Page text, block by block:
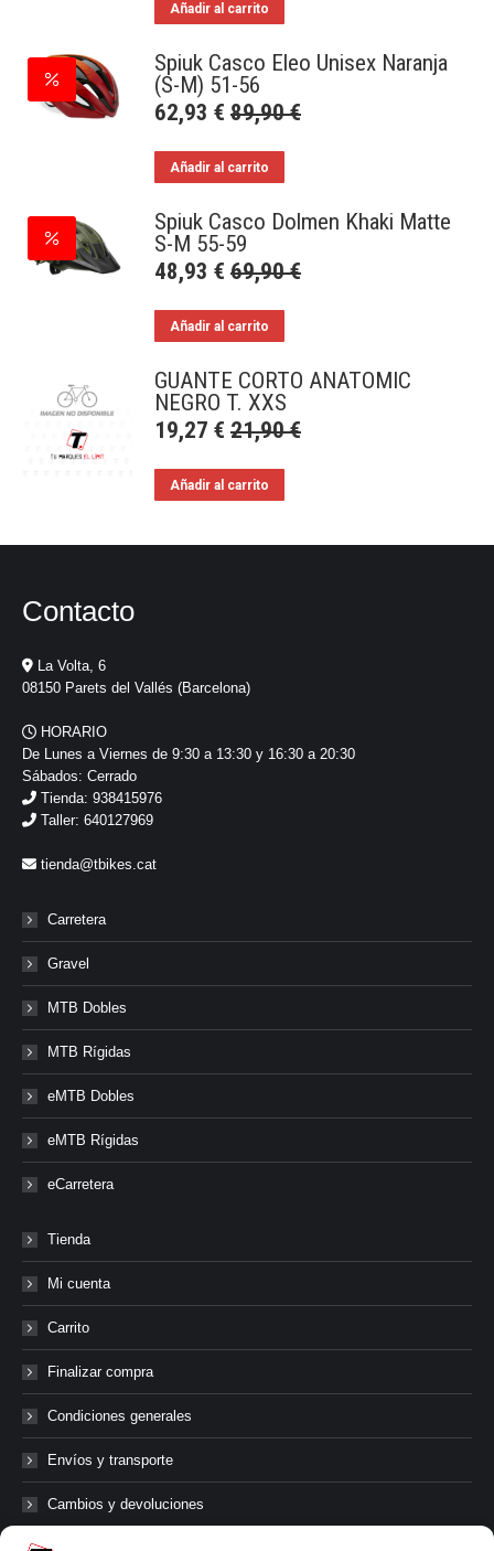
Añadir al carrito
Spiuk Casco Eleo Unisex Naranja
(S-M) 51-56
62,93 € 89,90€
Añadir al carrito
Spiuk Casco Dolmen Khaki Matte
S-M 55-59
48,93 € 69,90€
Añadir al carrito
GUANTE CORTO ANATOMIC
NEGRO T. XXS
19,27 € 21,90€
Añadir al carrito
Contacto
La Volta, 6
08150 Parets del Vallés (Barcelona)
HORARIO
De Lunes a Viernes de 9:30 a 13:30 y 16:30 a 20:30
Sábados: Cerrado
Tienda: 938415976
Taller: 640127969
tienda@tbikes.cat
Carretera
Gravel
MTB Dobles
MTB Rígidas
eMTB Dobles
eMTB Rígidas
eCarretera
Tienda
Mi cuenta
Carrito
Finalizar compra
Condiciones generales
Envíos y transporte
Cambios y devoluciones